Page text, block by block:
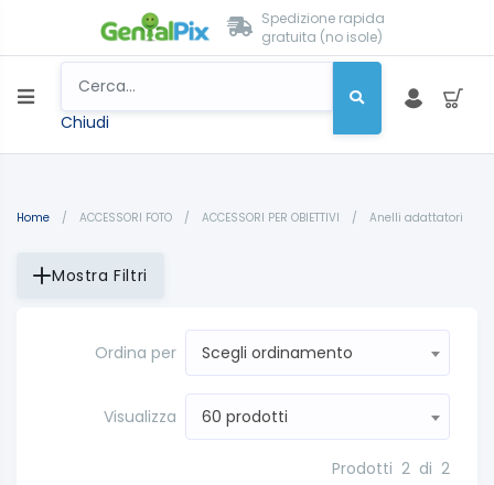
Spedizione rapida
gratuita (no isole)
Chiudi
Home / ACCESSORI FOTO / ACCESSORI PER OBIETTIVI / Anelli adattatori
Mostra Filtri
Ordina per Scegli ordinamento
Visualizza 60 prodotti
Prodotti 2 di 2